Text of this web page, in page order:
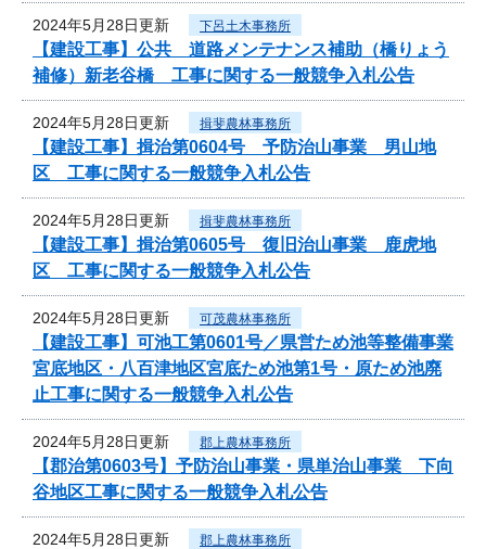
2024年5月28日更新 下呂土木事務所
【建設工事】公共 道路メンテナンス補助（橋りょう
補修）新老谷橋 工事に関する一般競争入札公告
2024年5月28日更新 揖斐農林事務所
【建設工事】揖治第0604号 予防治山事業 男山地
区 工事に関する一般競争入札公告
2024年5月28日更新 揖斐農林事務所
【建設工事】揖治第0605号 復旧治山事業 鹿虎地
区 工事に関する一般競争入札公告
2024年5月28日更新 可茂農林事務所
【建設工事】可池工第0601号／県営ため池等整備事業
宮底地区・八百津地区宮底ため池第1号・原ため池廃
止工事に関する一般競争入札公告
2024年5月28日更新 郡上農林事務所
【郡治第0603号】予防治山事業・県単治山事業 下向
谷地区工事に関する一般競争入札公告
2024年5月28日更新 郡上農林事務所